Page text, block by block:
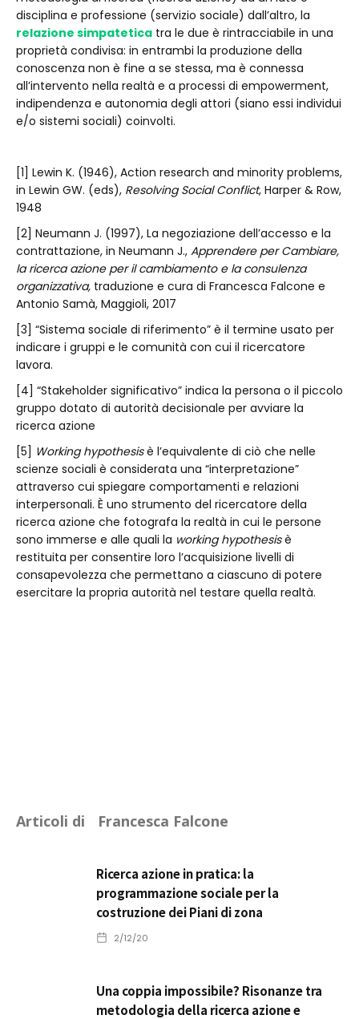
disciplina e professione (servizio sociale) dall’altro, la
relazione simpatetica tra le due è rintracciabile in una
proprietà condivisa: in entrambi la produzione della
conoscenza non è fine a se stessa, ma è connessa
all’intervento nella realtà e a processi di empowerment,
indipendenza e autonomia degli attori (siano essi individui
e/o sistemi sociali) coinvolti.
[1] Lewin K. (1946), Action research and minority problems,
in Lewin GW. (eds), Resolving Social Conflict, Harper & Row,
1948
[2] Neumann J. (1997), La negoziazione dell’accesso e la
contrattazione, in Neumann J., Apprendere per Cambiare,
la ricerca azione per il cambiamento e la consulenza
organizzativa, traduzione e cura di Francesca Falcone e
Antonio Samà, Maggioli, 2017
[3] “Sistema sociale di riferimento” è il termine usato per
indicare i gruppi e le comunità con cui il ricercatore
lavora.
[4] “Stakeholder significativo” indica la persona o il piccolo
gruppo dotato di autorità decisionale per avviare la
ricerca azione
[5] Working hypothesisè l’equivalente di ciò che nelle
scienze sociali è considerata una “interpretazione”
attraverso cui spiegare comportamenti e relazioni
interpersonali. È uno strumento del ricercatore della
ricerca azione che fotografa la realtà in cui le persone
sono immerse e alle quali la working hypothesisè
restituita per consentire loro l’acquisizione livelli di
consapevolezza che permettano a ciascuno di potere
esercitare la propria autorità nel testare quella realtà.
Articoli di Francesca Falcone
Ricerca azione in pratica: la
programmazione sociale per la
costruzione dei Piani di zona
2/12/20
Una coppia impossibile? Risonanze tra
metodologia della ricerca azione e